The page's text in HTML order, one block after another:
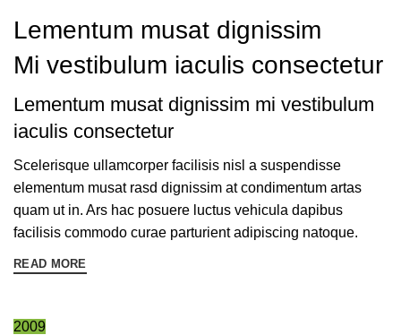
Lementum musat dignissim
Mi vestibulum iaculis consectetur
Lementum musat dignissim mi vestibulum
iaculis consectetur
Scelerisque ullamcorper facilisis nisl a suspendisse
elementum musat rasd dignissim at condimentum artas
quam ut in. Ars hac posuere luctus vehicula dapibus
facilisis commodo curae parturient adipiscing natoque.
READ MORE
2009